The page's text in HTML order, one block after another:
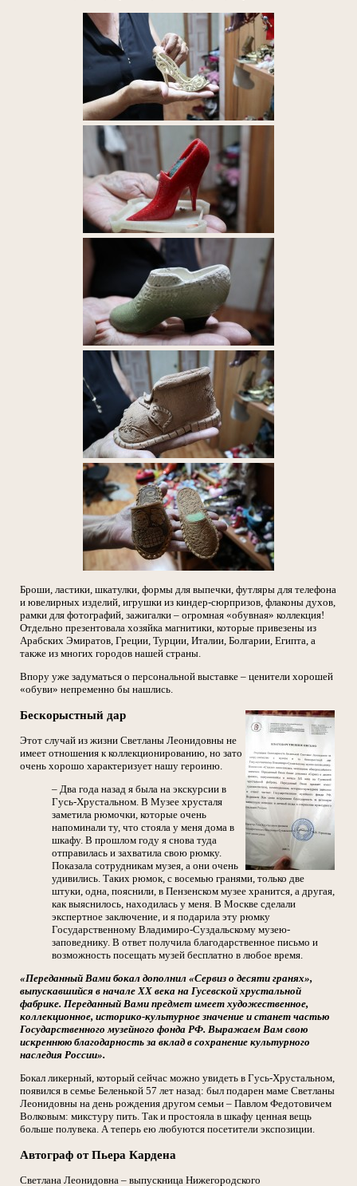
Броши, ластики, шкатулки, формы для выпечки, футляры для телефона
и ювелирных изделий, игрушки из киндер-сюрпризов, флаконы духов,
рамки для фотографий, зажигалки – огромная «обувная» коллекция!
Отдельно презентовала хозяйка магнитики, которые привезены из
Арабских Эмиратов, Греции, Турции, Италии, Болгарии, Египта, а
также из многих городов нашей страны.
Впору уже задуматься о персональной выставке – ценители хорошей
«обуви» непременно бы нашлись.
Бескорыстный дар
Этот случай из жизни Светланы Леонидовны не
имеет отношения к коллекционированию, но зато
очень хорошо характеризует нашу героиню.
– Два года назад я была на экскурсии в
Гусь-Хрустальном. В Музее хрусталя
заметила рюмочки, которые очень
напоминали ту, что стояла у меня дома в
шкафу. В прошлом году я снова туда
отправилась и захватила свою рюмку.
Показала сотрудникам музея, а они очень
удивились. Таких рюмок, с восемью гранями, только две
штуки, одна, пояснили, в Пензенском музее хранится, а другая,
как выяснилось, находилась у меня. В Москве сделали
экспертное заключение, и я подарила эту рюмку
Государственному Владимиро-Суздальскому музею-
заповеднику. В ответ получила благодарственное письмо и
возможность посещать музей бесплатно в любое время.
«Переданный Вами бокал дополнил «Сервиз о десяти гранях»,
выпускавшийся в начале ХХ века на Гусевской хрустальной
фабрике. Переданный Вами предмет имеет художественное,
коллекционное, историко-культурное значение и станет частью
Государственного музейного фонда РФ. Выражаем Вам свою
искреннюю благодарность за вклад в сохранение культурного
наследия России».
Бокал ликерный, который сейчас можно увидеть в Гусь-Хрустальном,
появился в семье Беленькой 57 лет назад: был подарен маме Светланы
Леонидовны на день рождения другом семьи – Павлом Федотовичем
Волковым: микстуру пить. Так и простояла в шкафу ценная вещь
больше полувека. А теперь ею любуются посетители экспозиции.
Автограф от Пьера Кардена
Светлана Леонидовна – выпускница Нижегородского